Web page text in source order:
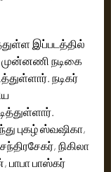
இப்படத்தில்
முன்னணி நடிகை
புகழ் ஸ்வஷிகா,
நிகிலா
பாஸ்கர்